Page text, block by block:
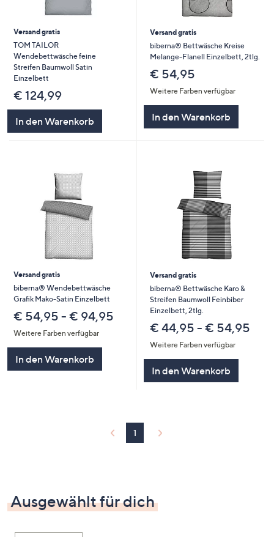
anzuzeigen.
Versand gratis
TOM TAILOR
Wendebettwäsche feine
Streifen Baumwoll Satin
Einzelbett
€ 124,99
In den Warenkorb
Versand gratis
biberna® Bettwäsche Kreise
Melange-Flanell Einzelbett, 2tlg.
€ 54,95
Weitere Farben verfügbar
In den Warenkorb
Versand gratis
biberna® Wendebettwäsche
Grafik Mako-Satin Einzelbett
€ 54,95 - € 94,95
Weitere Farben verfügbar
In den Warenkorb
Versand gratis
biberna® Bettwäsche Karo &
Streifen Baumwoll Feinbiber
Einzelbett, 2tlg.
€ 44,95 - € 54,95
Weitere Farben verfügbar
In den Warenkorb
1
Ausgewählt für dich